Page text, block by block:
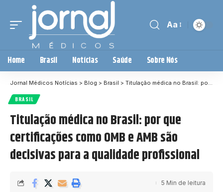
Aa
Home Brasil Notícias Saúde Sobre Nós
Jornal Médicos Notícias > Blog > Brasil > Titulação médica no Brasil: por que certificações como OMB e AMB são decisivas para a qualidade profissional
BRASIL
Titulação médica no Brasil: por que
certificações como OMB e AMB são
decisivas para a qualidade profissional
5 Min de leitura